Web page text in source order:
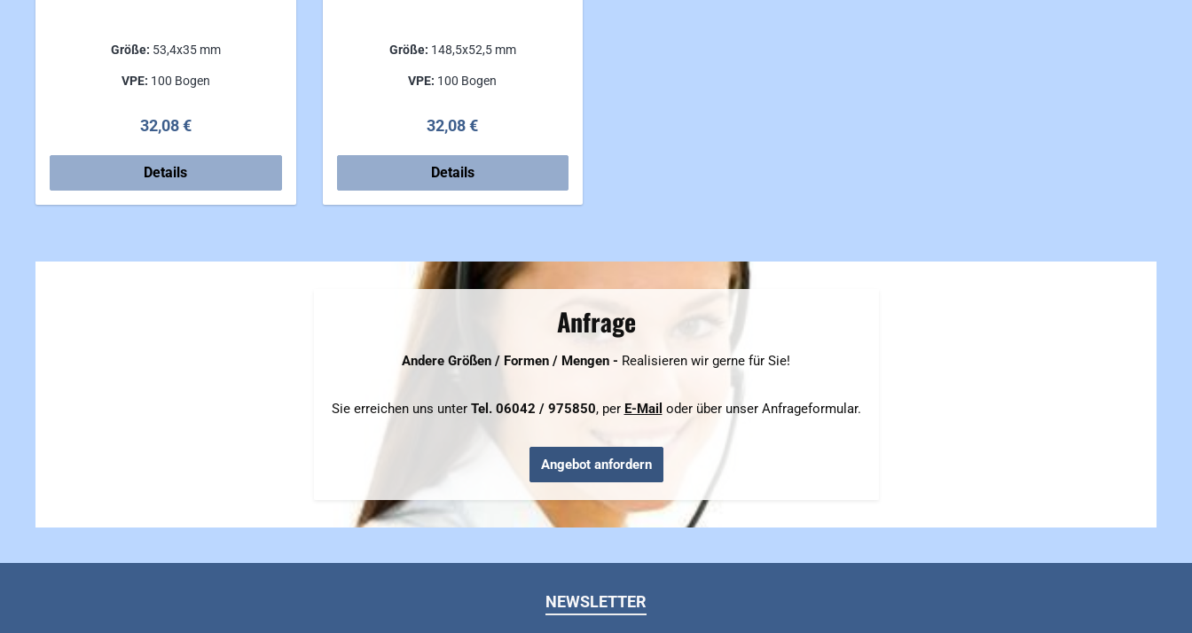
Größe: 53,4x35 mm
VPE: 100 Bogen
Regulärer Preis:
32,08 €
Details
Größe: 148,5x52,5 mm
VPE: 100 Bogen
Regulärer Preis:
32,08 €
Details
Anfrage
Andere Größen / Formen / Mengen - Realisieren wir gerne für Sie!
Sie erreichen uns unter Tel. 06042 / 975850, per E-Mail oder über unser Anfrageformular.
Angebot anfordern
NEWSLETTER